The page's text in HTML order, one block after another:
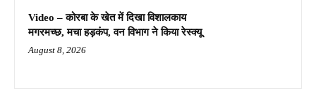
Video – कोरबा के खेत में दिखा विशालकाय
मगरमच्छ, मचा हड़कंप, वन विभाग ने किया रेस्क्यू
August 8, 2026